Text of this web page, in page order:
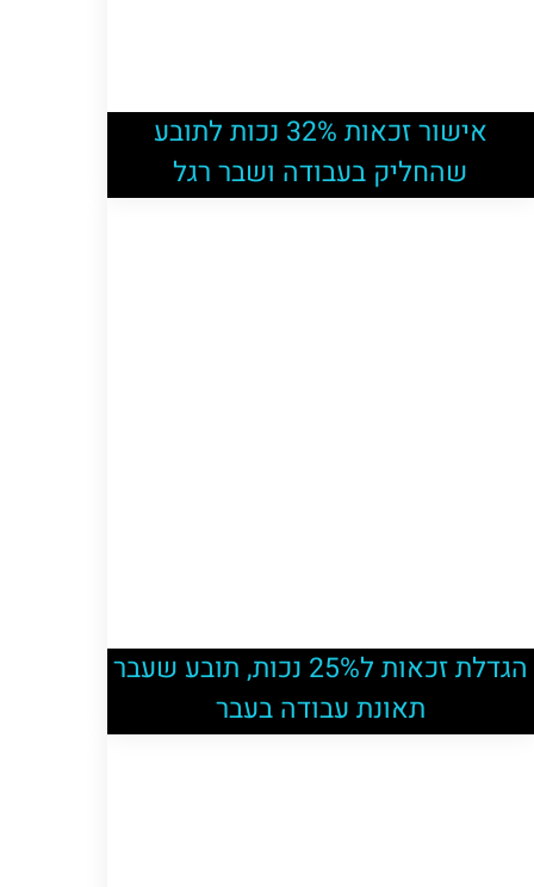
אישור זכאות 32% נכות לתובע
שהחליק בעבודה ושבר רגל
הגדלת זכאות ל25% נכות, תובע שעבר
תאונת עבודה בעבר